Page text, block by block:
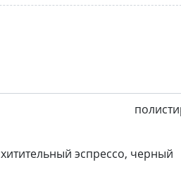
эспрессо, черный